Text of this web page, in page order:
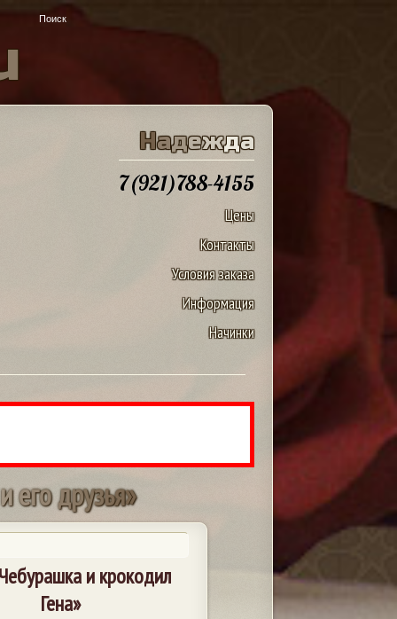
Надежда
7(921)788-4155
Цены
Контакты
Условия заказа
Информация
Начинки
иегодрузья»
и крокодил
Гена»